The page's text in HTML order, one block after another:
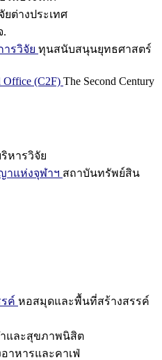
ยต่างประเทศ
.
รวิจัย ทุนสนับสนุนยุทธศาสตร์
Office (C2F) The Second Century
หารวิจัย
าแห่งจุฬาฯ สถาบันทรัพย์สิน
ค์ หอสมุดและพื้นที่สร้างสรรค์
และสุขภาพนิสิต
อาหารและคาเฟ่